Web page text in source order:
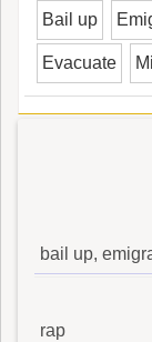
Bail up
Evacuate
bail up,
rap